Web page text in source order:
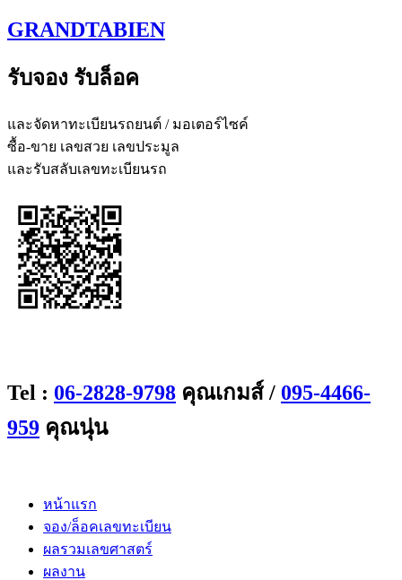
Skip
to
GRANDTABIEN
รับจอง รับล็อค
และจัดหาทะเบียนรถยนต์ / มอเตอร์ไซค์
ซื้อ-ขาย เลขสวย เลขประมูล
และรับสลับเลขทะเบียนรถ
Tel : 06-2828-9798 คุณเกมส์ / 095-4466-
959 คุณนุ่น
หน้าแรก
จอง/ล็อคเลขทะเบียน
ผลรวมเลขศาสตร์
ผลงาน